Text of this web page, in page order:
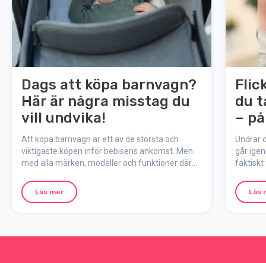
Dags att köpa barnvagn?
Här är några misstag du
vill undvika!
Att köpa barnvagn är ett av de största och
viktigaste köpen inför bebisens ankomst. Men
med alla märken, modeller och funktioner där
barnvagnsdjungel. För att göra valet enklare har
vi samlat de vanligaste misstagen och hur du
Läs mer
du
–
Undrar
går
faktiskt
under
Läs